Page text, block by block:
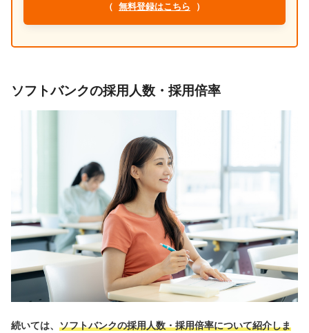
（ 無料登録はこちら ）
ソフトバンクの採用人数・採用倍率
続いては、 ソフトバンクの採用人数・採用倍率について紹介しま